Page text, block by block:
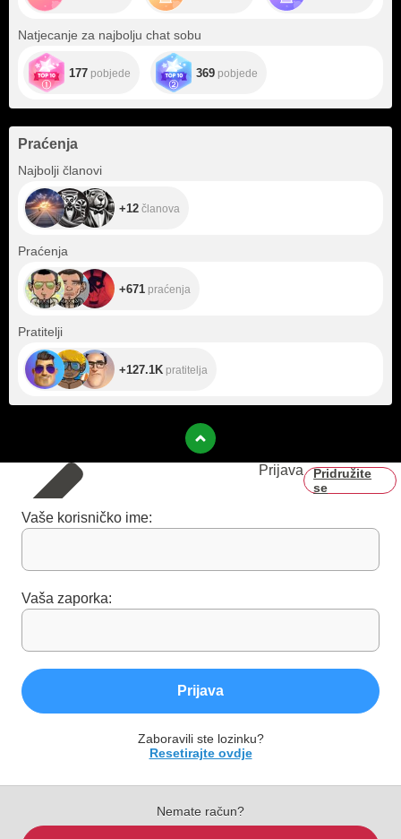
Natjecanje za najbolju chat sobu
177 pobjede 369 pobjede
Praćenja
Najbolji članovi
+12 članova
Praćenja
+671 praćenja
Pratitelji
+127.1K pratitelja
Prijava
Pridružite
se
Vaše korisničko ime:
Vaša zaporka:
Prijava
Zaboravili ste lozinku?
Resetirajte ovdje
Nemate račun?